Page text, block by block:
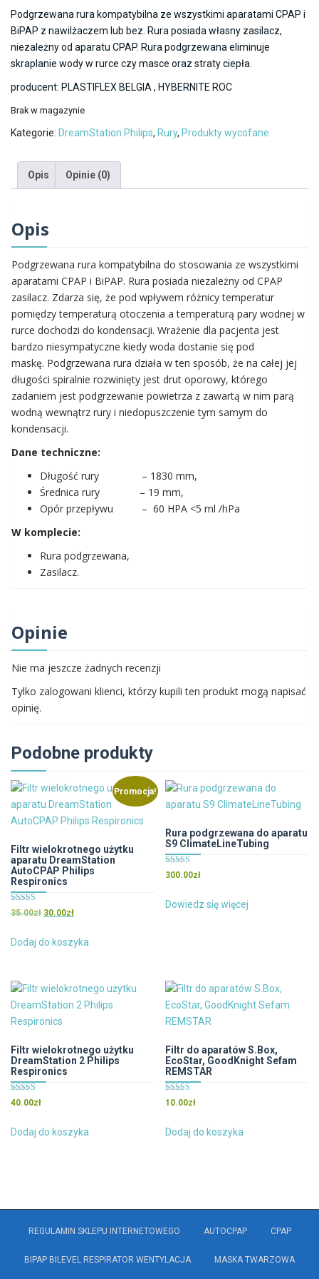
Podgrzewana rura kompatybilna ze wszystkimi aparatami CPAP i
BiPAP z nawilżaczem lub bez. Rura posiada własny zasilacz,
niezależny od aparatu CPAP. Rura podgrzewana eliminuje
skraplanie wody w rurce czy masce oraz straty ciepła.
producent: PLASTIFLEX BELGIA , HYBERNITE ROC
Brak w magazynie
Kategorie: DreamStation Philips, Rury, Produkty wycofane
Opis Opinie (0)
Opis
Podgrzewana rura kompatybilna do stosowania ze wszystkimi
aparatami CPAP i BiPAP. Rura posiada niezależny od CPAP
zasilacz. Zdarza się, że pod wpływem różnicy temperatur
pomiędzy temperaturą otoczenia a temperaturą pary wodnej w
rurce dochodzi do kondensacji. Wrażenie dla pacjenta jest
bardzo niesympatyczne kiedy woda dostanie się pod
maskę. Podgrzewana rura działa w ten sposób, że na całej jej
długości spiralnie rozwinięty jest drut oporowy, którego
zadaniem jest podgrzewanie powietrza z zawartą w nim parą
wodną wewnątrz rury i niedopuszczenie tym samym do
kondensacji.
Dane techniczne:
Długość rury – 1830 mm,
Średnica rury – 19 mm,
Opór przepływu – 60 HPA <5 ml /hPa
W komplecie:
Rura podgrzewana,
Zasilacz.
Opinie
Nie ma jeszcze żadnych recenzji
Tylko zalogowani klienci, którzy kupili ten produkt mogą napisać
opinię.
Podobne produkty
Promocja!
Filtr wielokrotnego użytku
aparatu DreamStation
AutoCPAP Philips
Respironics
Oceniono
4.50
35.00zł Pierwotna
wynosiła:
30.00złAktualna
wynosi:
Dodaj do koszyka
Rura podgrzewana do aparatu
S9 ClimateLineTubing
Oceniono
5.00
300.00zł
Dowiedz się więcej
Filtr wielokrotnego użytku
DreamStation 2 Philips
Respironics
Oceniono
4.50
40.00zł
Dodaj do koszyka
Filtr do aparatów S.Box,
EcoStar, GoodKnight Sefam
REMSTAR
Oceniono
4.00
10.00zł
Dodaj do koszyka
REGULAMIN SKLEPU INTERNETOWEGO AUTOCPAP CPAP
BIPAP BILEVEL RESPIRATOR WENTYLACJA MASKA TWARZOWA